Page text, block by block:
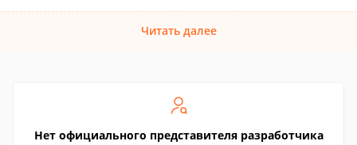
Читать далее
Нет официального представителя разработчика